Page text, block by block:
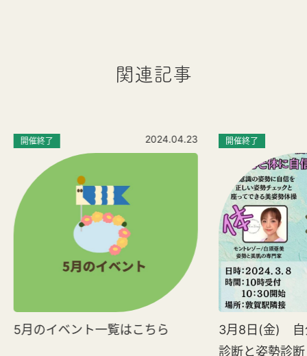
関連記事
開催終了 2024.04.23
5月のイベント一覧はこちら
開催終了
3月8日(金) 自
診断と姿勢診断